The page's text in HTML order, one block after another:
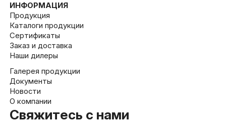
ИНФОРМАЦИЯ
Продукция
Каталоги продукции
Сертификаты
Заказ и доставка
Наши дилеры
Галерея продукции
Документы
Новости
О компании
Свяжитесь с нами